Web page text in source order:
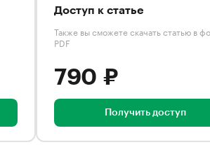
Доступ к статье
Также вы сможете скачать статью в
PDF
790 ₽
Получить доступ